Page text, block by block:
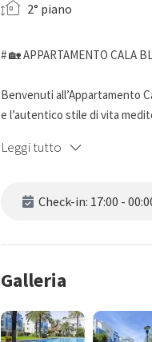
2° piano
# 🏡 APPARTAMENTO CALA
Benvenuti all’Appartamento
e l’autentico stile di vita
L’appartamento dispone di:
* Ampio soggiorno con zona
* Cucina americana
Leggi tutto
Check-in: 17:00 -
Galleria